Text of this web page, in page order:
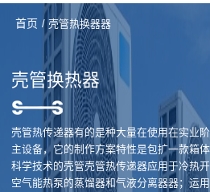
首页 / 壳管热换器器
壳管换热器
壳管热传递器有的是种大量在使用在实业
主设备，它的制作方案特性是包扩一款箱
科学技术的壳管壳管热传递器应用于冷热
空气能热泵的蒸馏器和气液分离器器；运